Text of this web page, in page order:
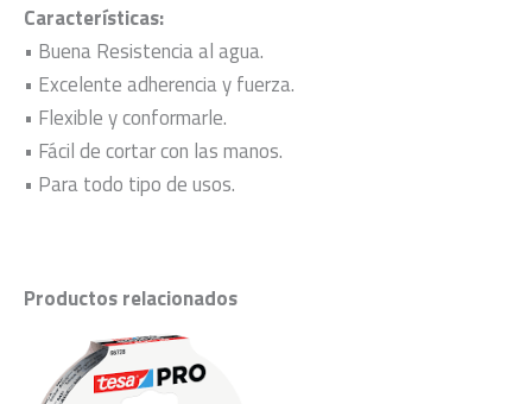
Características:
• Buena Resistencia al agua.
• Excelente adherencia y fuerza.
• Flexible y conformarle.
• Fácil de cortar con las manos.
• Para todo tipo de usos.
Productos relacionados